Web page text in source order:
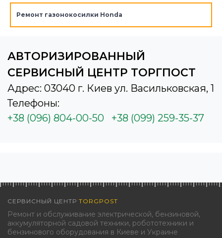
Ремонт газонокосилки Honda
АВТОРИЗИРОВАННЫЙ
СЕРВИСНЫЙ ЦЕНТР ТОРГПОСТ
Адрес: 03040 г. Киев ул. Васильковская, 1
Телефоны:
+38 (096) 804-00-50
+38 (099) 259-35-37
СЕРВИСНЫЙ ЦЕНТР TORGPOST
Ремонт и обслуживание электрической, бензиновой,
аккумуляторной садовой техники, робототехники и
бензинового оборудования в Киеве и Украине